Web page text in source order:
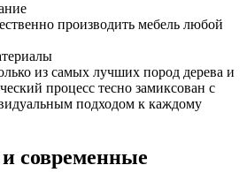
производить мебель любой
из самых лучших пород дерева и
процесс тесно замиксован с
подходом к каждому
современные